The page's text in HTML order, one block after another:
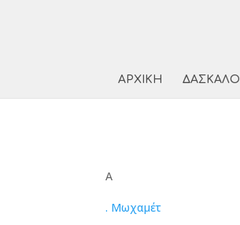
ΑΡΧΙΚΗ ΔΑΣΚΑΛΟΙ
Α
. Μωχαμέτ